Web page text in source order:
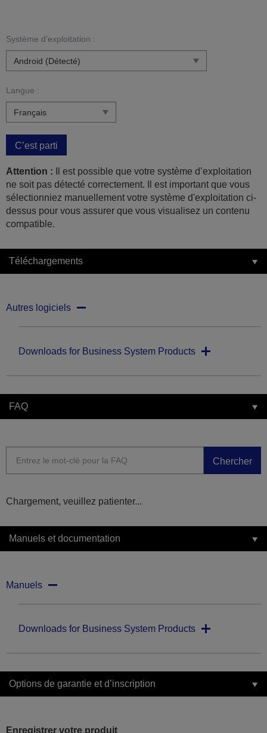
Système d’exploitation :
Langue :
C’est parti
Attention : Il est possible que votre système d’exploitation
ne soit pas détecté correctement. Il est important que vous
sélectionniez manuellement votre système d'exploitation ci-
dessus pour vous assurer que vous visualisez un contenu
compatible.
Téléchargements
Autres logiciels
Downloads for Business System Products
FAQ
Chercher
Chargement, veuillez patienter...
Manuels et documentation
Manuels
Downloads for Business System Products
Options de garantie et d’inscription
Enregistrer votre produit